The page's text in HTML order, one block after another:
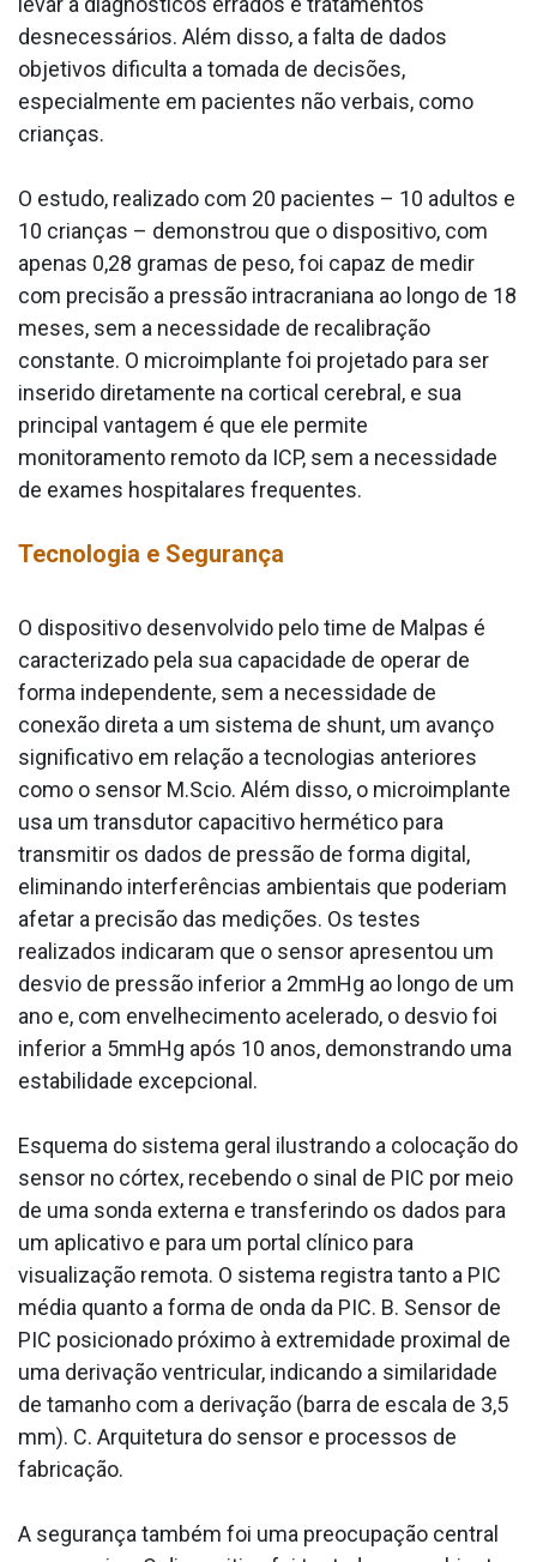
desnecessários. Além disso, a falta de dados
objetivos dificulta a tomada de decisões,
especialmente em pacientes não verbais, como
crianças.
O estudo, realizado com 20 pacientes – 10 adultos e
10 crianças – demonstrou que o dispositivo, com
apenas 0,28 gramas de peso, foi capaz de medir
com precisão a pressão intracraniana ao longo de 18
meses, sem a necessidade de recalibração
constante. O microimplante foi projetado para ser
inserido diretamente na cortical cerebral, e sua
principal vantagem é que ele permite
monitoramento remoto da ICP, sem a necessidade
de exames hospitalares frequentes.
Tecnologia e Segurança
O dispositivo desenvolvido pelo time de Malpas é
caracterizado pela sua capacidade de operar de
forma independente, sem a necessidade de
conexão direta a um sistema de shunt, um avanço
significativo em relação a tecnologias anteriores
como o sensor M.Scio. Além disso, o microimplante
usa um transdutor capacitivo hermético para
transmitir os dados de pressão de forma digital,
eliminando interferências ambientais que poderiam
afetar a precisão das medições. Os testes
realizados indicaram que o sensor apresentou um
desvio de pressão inferior a 2mmHg ao longo de um
ano e, com envelhecimento acelerado, o desvio foi
inferior a 5mmHg após 10 anos, demonstrando uma
estabilidade excepcional.
Esquema do sistema geral ilustrando a colocação do
sensor no córtex, recebendo o sinal de PIC por meio
de uma sonda externa e transferindo os dados para
um aplicativo e para um portal clínico para
visualização remota. O sistema registra tanto a PIC
média quanto a forma de onda da PIC. B. Sensor de
PIC posicionado próximo à extremidade proximal de
uma derivação ventricular, indicando a similaridade
de tamanho com a derivação (barra de escala de 3,5
mm). C. Arquitetura do sensor e processos de
fabricação.
A segurança também foi uma preocupação central